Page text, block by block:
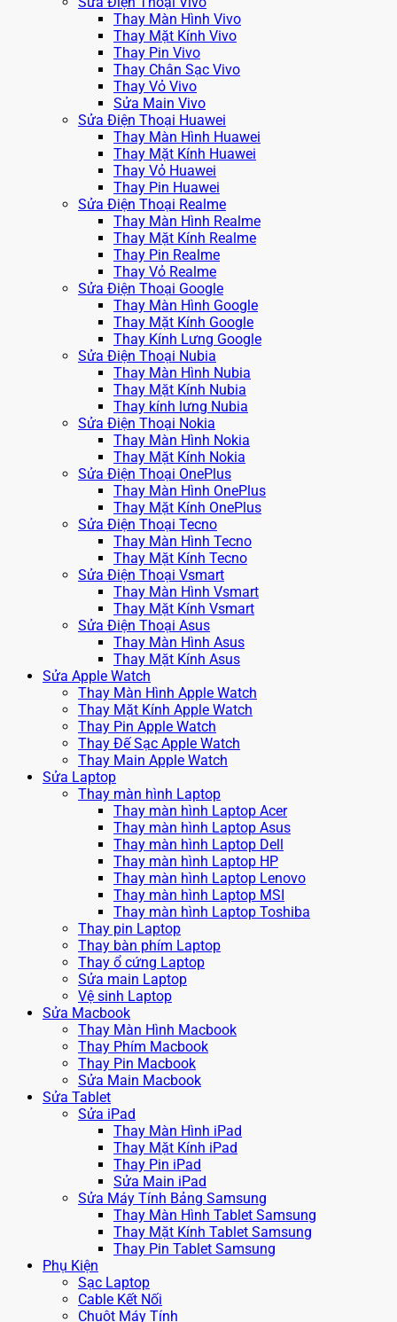
Thay Màn Hình Vivo
Thay Mặt Kính Vivo
Thay Pin Vivo
Thay Chân Sạc Vivo
Thay Vỏ Vivo
Sửa Main Vivo
Sửa Điện Thoại Huawei
Thay Màn Hình Huawei
Thay Mặt Kính Huawei
Thay Vỏ Huawei
Thay Pin Huawei
Sửa Điện Thoại Realme
Thay Màn Hình Realme
Thay Mặt Kính Realme
Thay Pin Realme
Thay Vỏ Realme
Sửa Điện Thoại Google
Thay Màn Hình Google
Thay Mặt Kính Google
Thay Kính Lưng Google
Sửa Điện Thoại Nubia
Thay Màn Hình Nubia
Thay Mặt Kính Nubia
Thay kính lưng Nubia
Sửa Điện Thoại Nokia
Thay Màn Hình Nokia
Thay Mặt Kính Nokia
Sửa Điện Thoại OnePlus
Thay Màn Hình OnePlus
Thay Mặt Kính OnePlus
Sửa Điện Thoại Tecno
Thay Màn Hình Tecno
Thay Mặt Kính Tecno
Sửa Điện Thoại Vsmart
Thay Màn Hình Vsmart
Thay Mặt Kính Vsmart
Sửa Điện Thoại Asus
Thay Màn Hình Asus
Thay Mặt Kính Asus
Sửa Apple Watch
Thay Màn Hình Apple Watch
Thay Mặt Kính Apple Watch
Thay Pin Apple Watch
Thay Đế Sạc Apple Watch
Thay Main Apple Watch
Sửa Laptop
Thay màn hình Laptop
Thay màn hình Laptop Acer
Thay màn hình Laptop Asus
Thay màn hình Laptop Dell
Thay màn hình Laptop HP
Thay màn hình Laptop Lenovo
Thay màn hình Laptop MSI
Thay màn hình Laptop Toshiba
Thay pin Laptop
Thay bàn phím Laptop
Thay ổ cứng Laptop
Sửa main Laptop
Vệ sinh Laptop
Sửa Macbook
Thay Màn Hình Macbook
Thay Phím Macbook
Thay Pin Macbook
Sửa Main Macbook
Sửa Tablet
Sửa iPad
Thay Màn Hình iPad
Thay Mặt Kính iPad
Thay Pin iPad
Sửa Main iPad
Sửa Máy Tính Bảng Samsung
Thay Màn Hình Tablet Samsung
Thay Mặt Kính Tablet Samsung
Thay Pin Tablet Samsung
Phụ Kiện
Sạc Laptop
Cable Kết Nối
Chuột Máy Tính